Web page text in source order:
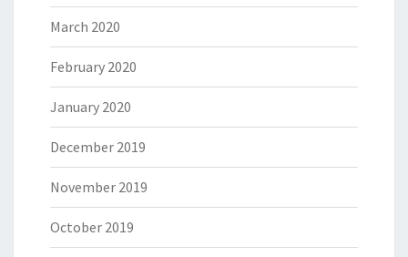
March 2020
February 2020
January 2020
December 2019
November 2019
October 2019